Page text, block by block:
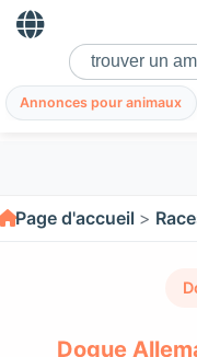
Annonces pour animaux
Page d'accueil
Dogue